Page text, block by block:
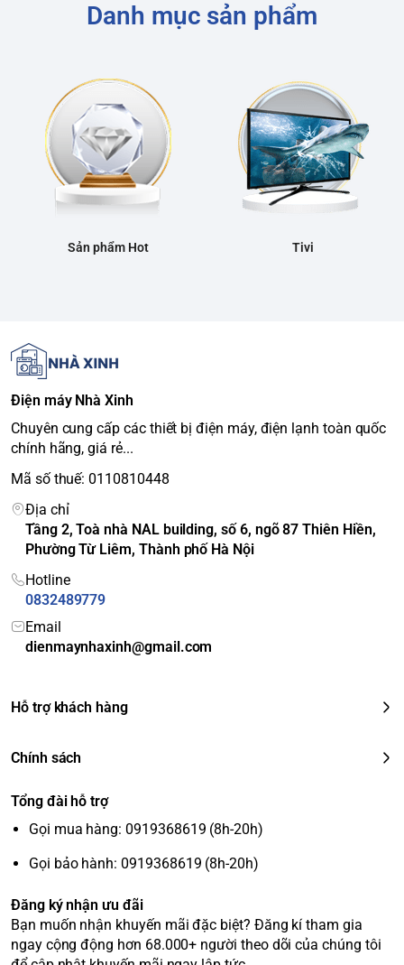
Danh mục sản phẩm
Sản phẩm Hot Tivi
Điện máy Nhà Xinh
Chuyên cung cấp các thiết bị điện máy, điện lạnh toàn quốc
chính hãng, giá rẻ...
Mã số thuế: 0110810448
Địa chỉ
Tầng 2, Toà nhà NAL building, số 6, ngõ 87 Thiên Hiền,
Phường Từ Liêm, Thành phố Hà Nội
Hotline
0832489779
Email
dienmaynhaxinh@gmail.com
Hỗ trợ khách hàng
Chính sách
Tổng đài hỗ trợ
Gọi mua hàng: 0919368619 (8h-20h)
Gọi bảo hành: 0919368619 (8h-20h)
Đăng ký nhận ưu đãi
Bạn muốn nhận khuyến mãi đặc biệt? Đăng kí tham gia
ngay cộng động hơn 68.000+ người theo dõi của chúng tôi